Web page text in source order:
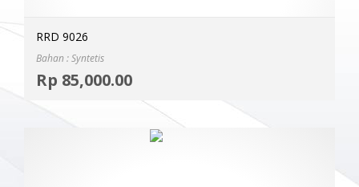
RRD 9026
Bahan : Syntetis
Rp 85,000.00